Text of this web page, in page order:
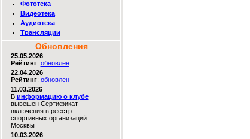
Фототека
Видеотека
Аудиотека
Трансляции
Обновления
25.05.2026
Рейтинг: обновлен
22.04.2026
Рейтинг: обновлен
11.03.2026
В информацию о клубе
вывешен Сертификат
включения в реестр
спортивных организаций
Москвы
10.03.2026